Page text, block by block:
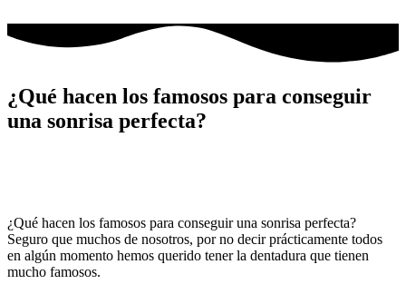
contenido
¿Qué hacen los famosos para conseguir
una sonrisa perfecta?
¿Qué hacen los famosos para conseguir una sonrisa perfecta?
Seguro que muchos de nosotros, por no decir prácticamente todos
en algún momento hemos querido tener la dentadura que tienen
mucho famosos.